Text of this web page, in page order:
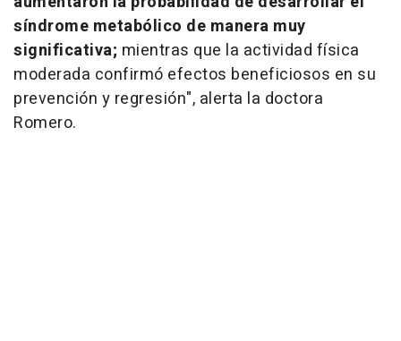
síndrome metabólico de manera muy
significativa; mientras que la actividad física
moderada confirmó efectos beneficiosos en su
prevención y regresión", alerta la doctora
Romero.